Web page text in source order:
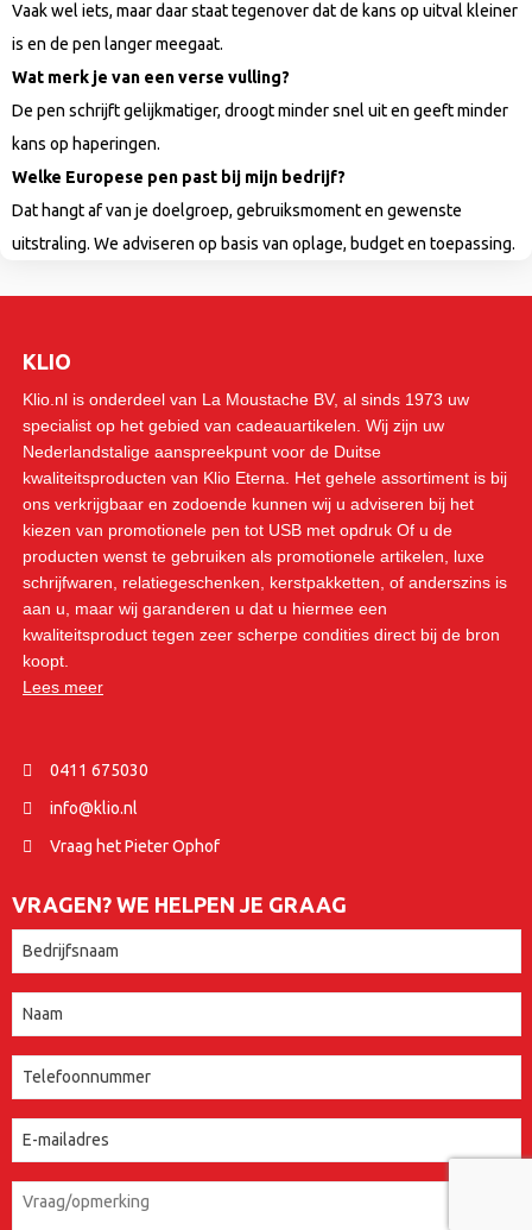
Vaak wel iets, maar daar staat tegenover dat de kans op uitval kleiner
is en de pen langer meegaat.
Wat merk je van een verse vulling?
De pen schrijft gelijkmatiger, droogt minder snel uit en geeft minder
kans op haperingen.
Welke Europese pen past bij mijn bedrijf?
Dat hangt af van je doelgroep, gebruiksmoment en gewenste
uitstraling. We adviseren op basis van oplage, budget en toepassing.
KLIO
Klio.nl is onderdeel van La Moustache BV, al sinds 1973 uw
specialist op het gebied van cadeauartikelen. Wij zijn uw
Nederlandstalige aanspreekpunt voor de Duitse
kwaliteitsproducten van Klio Eterna. Het gehele assortiment is bij
ons verkrijgbaar en zodoende kunnen wij u adviseren bij het
kiezen van promotionele pen tot USB met opdruk Of u de
producten wenst te gebruiken als promotionele artikelen, luxe
schrijfwaren, relatiegeschenken, kerstpakketten, of anderszins is
aan u, maar wij garanderen u dat u hiermee een
kwaliteitsproduct tegen zeer scherpe condities direct bij de bron
koopt.
Lees meer
0411 675030
info@klio.nl
Vraag het Pieter Ophof
VRAGEN? WE HELPEN JE GRAAG